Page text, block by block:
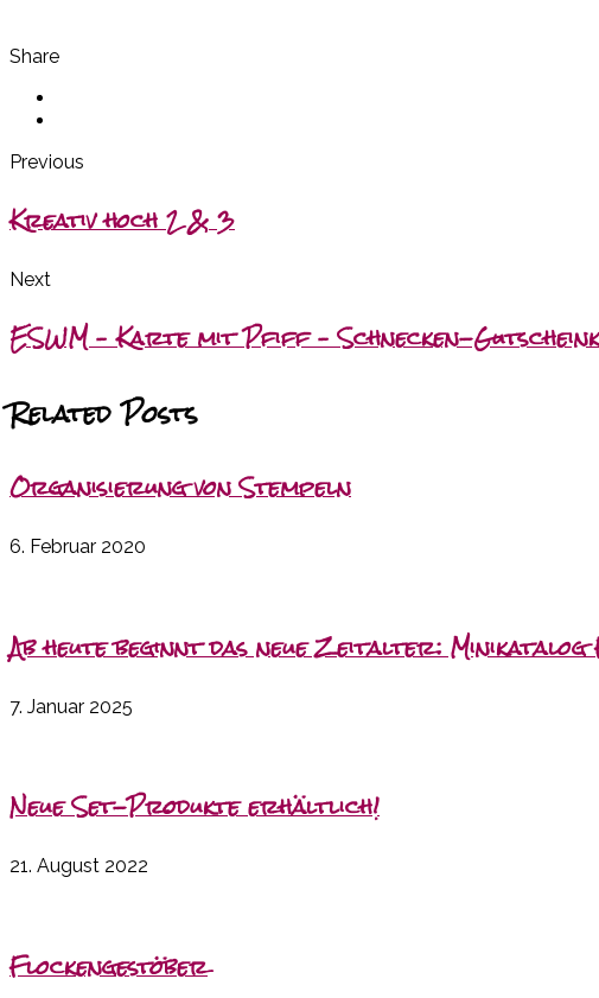
Share
Previous
Kreativ hoch 2 & 3
Next
ESWM – Karte mit Pfiff – Schnecken-
Related Posts
Organisierung von Stempeln
6. Februar 2020
Ab heute beginnt das neue Zeitalter:
7. Januar 2025
Neue Set-Produkte erhältlich!
21. August 2022
Flockengestöber